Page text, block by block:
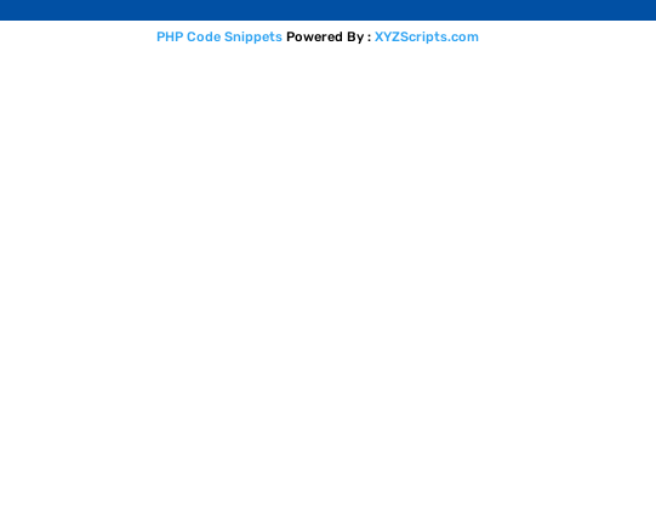
PHP Code Snippets Powered By : XYZScripts.com